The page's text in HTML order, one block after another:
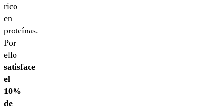
rico
en
proteínas.
Por
ello
satisface
el
10%
de